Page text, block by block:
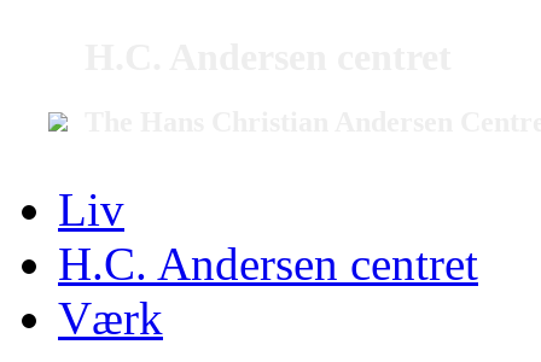
Liv
H.C. Andersen centret
Værk